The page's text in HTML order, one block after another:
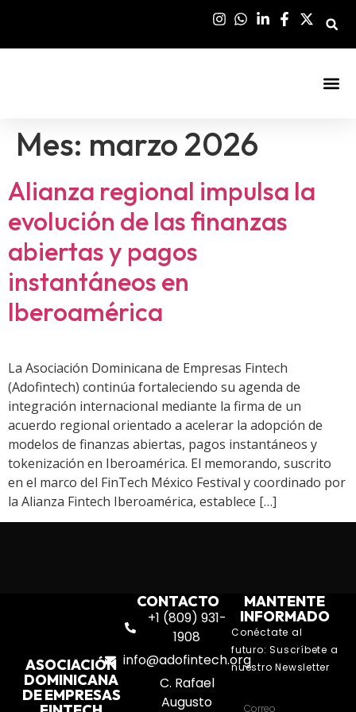
Mes: marzo 2026
Alianza regional impulsa la
evolución de las finanzas
abiertas y pagos
instantáneos en
Iberoamérica
La Asociación Dominicana de Empresas Fintech
(Adofintech) continúa fortaleciendo su agenda de
integración internacional mediante la firma de un
acuerdo regional orientado a acelerar la adopción de
modelos de finanzas abiertas, pagos instantáneos y
tokenización en Iberoamérica. El memorando, suscrito
en el marco del FinTech México Festival y coordinado por
la Alianza Fintech Iberoamérica, establece […]
ASOCIACIÓN
DOMINICANA
DE EMPRESAS
CONTACTO
+1 (809) 931-
1908
info@adofintech.org
C. Rafael
Augusto
MANTENTE
INFORMADO
Conéctate al
futuro: Suscríbete a
nuestro Newsletter